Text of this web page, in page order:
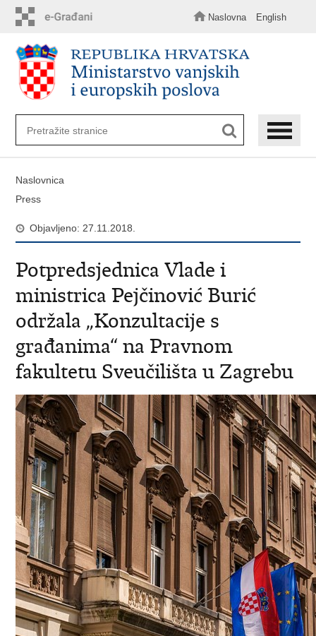
sadržaj
Naslovna English
Naslovnica
Press
Objavljeno: 27.11.2018.
Potpredsjednica Vlade i
ministrica Pejčinović Burić
održala „Konzultacije s
građanima“ na Pravnom
fakultetu Sveučilišta u Zagrebu